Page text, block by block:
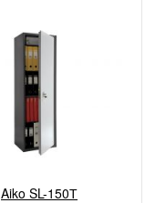
Aiko SL-150Т